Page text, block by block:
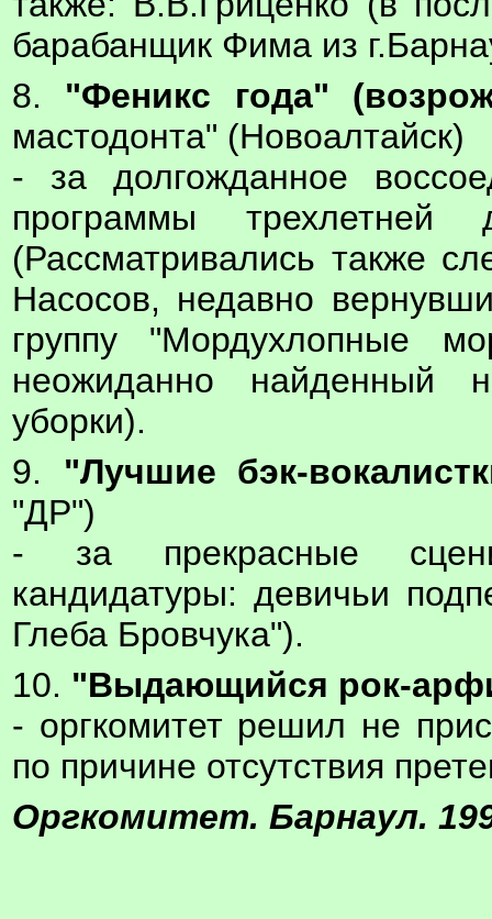
барабанщик Фима из
8. "Феникс года"
мастодонта" (Новоалтайск)
- за долгожданное
программы
(Рассматривались также
Насосов, недавно
группу "Мордухлопные
неожиданно найденный
уборки).
9. "Лучшие бэк-
"ДР")
- за прекрасные
кандидатуры: девичьи
Глеба Бровчука").
10. "Выдающийся рок-
- оргкомитет решил не
по причине отсутствия
Оргкомитет. Барнаул.